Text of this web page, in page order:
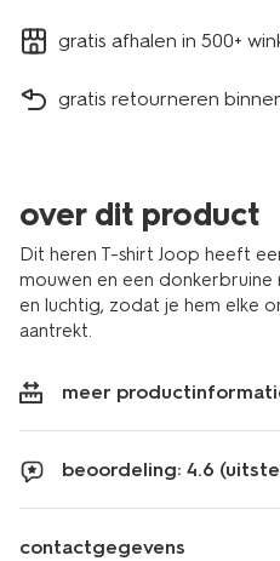
gratis afhalen in 500+
gratis retourneren
over dit product
Dit heren T-shirt Joop heeft
mouwen en een donkerbruine
en luchtig, zodat je hem elke
aantrekt.
meer
beoordeling: 4.6
contactgegevens